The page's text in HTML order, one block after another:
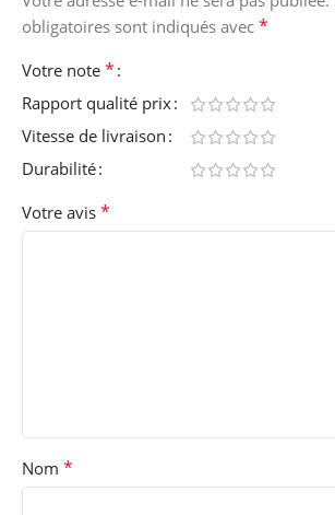
obligatoires sont indiqués avec *
Votre note *
Rapport qualité prix
Vitesse de livraison
Durabilité
Votre avis *
Nom *